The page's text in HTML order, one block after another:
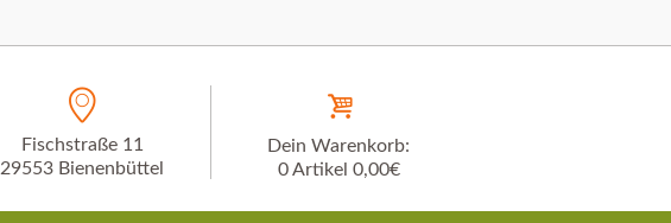
Dein Warenkorb:
0 Artikel 0,00€
Fischstraße 11
29553 Bienenbüttel